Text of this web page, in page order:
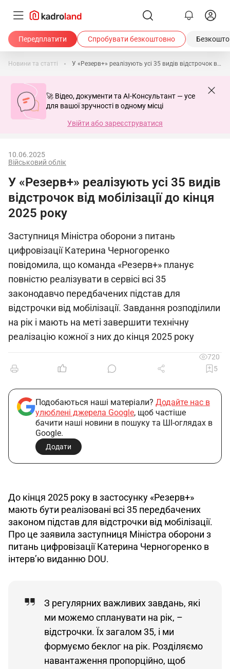
Передплатити Спробувати безкоштовно
Новини та статті У «Резерв+» реалізують усі 35 видів відстрочок від мобілізації до кінця 2025 року
🚀 Відео, документи та AI-Консультант — усе
для вашої зручності в одному місці
Увійти або зареєструватися
Військовий облік
10.06.2025
У «Резерв+» реалізують усі 35 видів
відстрочок від мобілізації до кінця
2025 року
Заступниця Міністра оборони з питань
цифровізації Катерина Черногоренко
повідомила, що команда «Резерв+» планує
повністю реалізувати в сервісі всі 35
законодавчо передбачених підстав для
відстрочки від мобілізації. Завдання розподілили
на рік і мають на меті завершити технічну
реалізацію кожної з них до кінця 2025 року
720
5
Подобаються наші матеріали? Додайте нас в
улюблені джерела Google, щоб частіше
бачити наші новини в пошуку та ШІ-оглядах в
Google.
Додати
До кінця 2025 року в застосунку «Резерв+»
мають бути реалізовані всі 35 передбачених
законом підстав для відстрочки від мобілізації.
Про це заявила заступниця Міністра оборони з
питань цифровізації Катерина Черногоренко в
інтерв’ю виданню DOU.
З регулярних важливих завдань, які
ми можемо спланувати на рік, –
відстрочки. Їх загалом 35, і ми
формуємо беклог на рік. Розділяємо
навантаження пропорційно, щоб